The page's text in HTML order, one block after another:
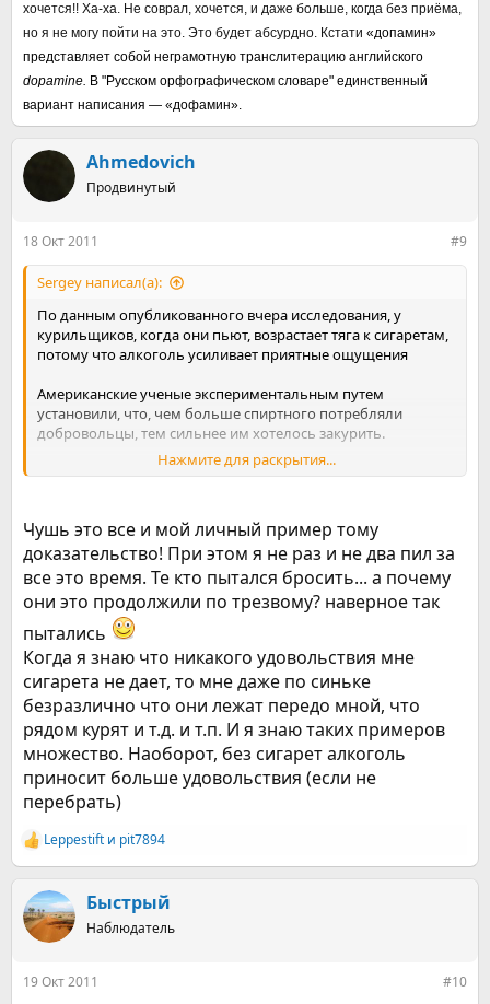
хочется!! Ха-ха. Не соврал, хочется, и даже больше, когда без приёма,
но я не могу пойти на это. Это будет абсурдно. Кстати «допамин»
представляет собой неграмотную транслитерацию английского
dopamine. В "Русском орфографическом словаре" единственный
вариант написания — «дофамин».
Ahmedovich
Продвинутый
18 Окт 2011 #9
Sergey написал(а):
По данным опубликованного вчера исследования, у
курильщиков, когда они пьют, возрастает тяга к сигаретам,
потому что алкоголь усиливает приятные ощущения
Американские ученые экспериментальным путем
установили, что, чем больше спиртного потребляли
добровольцы, тем сильнее им хотелось закурить.
В Британии курят 12 млн взрослых. Те, кто пытался
причинами желание закурить после выпивки и стресса.
Нажмите для раскрытия...
Чушь это все и мой личный пример тому
доказательство! При этом я не раз и не два пил за
все это время. Те кто пытался бросить... а почему
они это продолжили по трезвому? наверное так
пытались
Когда я знаю что никакого удовольствия мне
сигарета не дает, то мне даже по синьке
безразлично что они лежат передо мной, что
рядом курят и т.д. и т.п. И я знаю таких примеров
множество. Наоборот, без сигарет алкоголь
приносит больше удовольствия (если не
перебрать)
Р
е
к
ц
и
Leppestift и pit7894
Быстрый
Наблюдатель
19 Окт 2011 #10